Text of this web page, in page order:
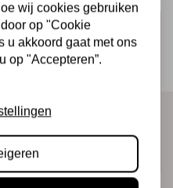
en nieuwe producten
wij cookies gebruiken
op "Cookie
u akkoord gaat met ons
op "Accepteren”.